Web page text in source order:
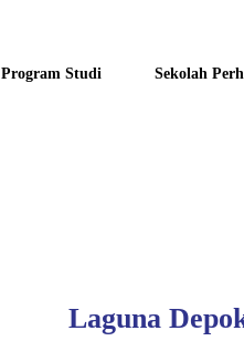
Program Studi Sekolah
Laguna